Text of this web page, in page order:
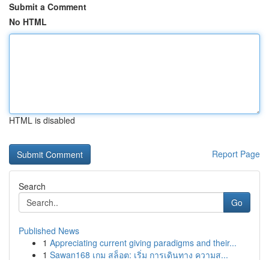
Submit a Comment
No HTML
HTML is disabled
Report Page
Search
Go
Published News
1 Appreciating current giving paradigms and their...
1 Sawan168 เกม สล็อต: เริ่ม การเดินทาง ความส...